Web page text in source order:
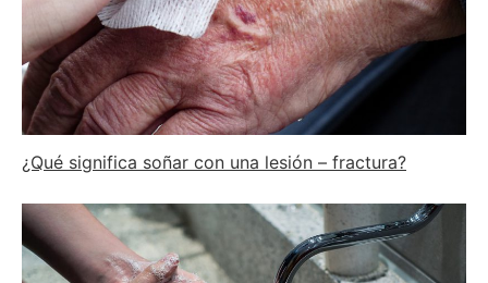
¿Qué significa soñar con una lesión – fractura?